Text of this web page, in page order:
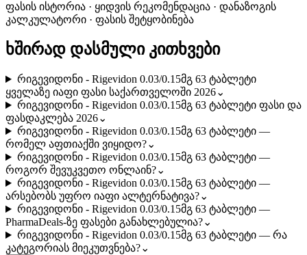
ფასის ისტორია · ყიდვის რეკომენდაცია · დანაზოგის
კალკულატორი · ფასის შეტყობინება
ხშირად დასმული კითხვები
რიგევიდონი - Rigevidon 0.03/0.15მგ 63 ტაბლეტი
ყველაზე იაფი ფასი საქართველოში 2026⌄
რიგევიდონი - Rigevidon 0.03/0.15მგ 63 ტაბლეტი ფასი და
ფასდაკლება 2026⌄
რიგევიდონი - Rigevidon 0.03/0.15მგ 63 ტაბლეტი —
რომელ აფთიაქში ვიყიდო?⌄
რიგევიდონი - Rigevidon 0.03/0.15მგ 63 ტაბლეტი —
როგორ შევუკვეთო ონლაინ?⌄
რიგევიდონი - Rigevidon 0.03/0.15მგ 63 ტაბლეტი —
არსებობს უფრო იაფი ალტერნატივა?⌄
რიგევიდონი - Rigevidon 0.03/0.15მგ 63 ტაბლეტი —
PharmaDeals-ზე ფასები განახლებულია?⌄
რიგევიდონი - Rigevidon 0.03/0.15მგ 63 ტაბლეტი — რა
კატეგორიას მიეკუთვნება?⌄